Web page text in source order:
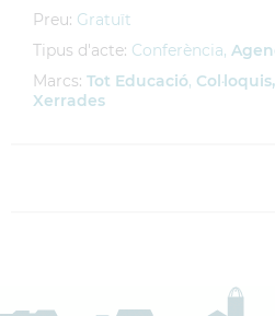
Preu: Gratuït
Tipus d'acte: Conferència,
Marcs: Tot Educació,
Xerrades